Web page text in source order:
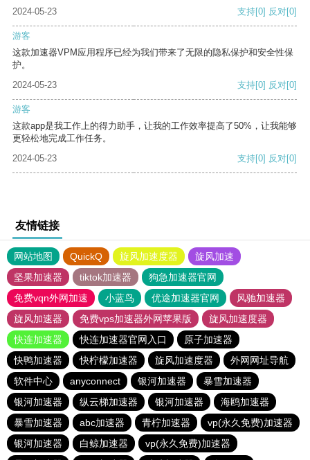
2024-05-23 支持[0] 反对[0]
游客
这款加速器VPM应用程序已经为我们带来了无限的隐私保护和安全性保
护。
2024-05-23
支持[0] 反对[0]
游客
这款app是我工作上的得力助手，让我的工作效率提高了50%，让我能够
更轻松地完成工作任务。
2024-05-23
支持[0] 反对[0]
友情链接
网站地图 QuickQ 旋风加速度器
旋风加速
坚果加速器
tiktok加速器
狗急加速器官网
免费vqn外网加速
小蓝鸟 优途加速器官网
风驰加速器
旋风加速器
免费vps加速器外网苹果版
旋风加速度器
快连加速器
快连加速器官网入口
原子加速器
快鸭加速器
快柠檬加速器 旋风加速度器
外网网址导航
软件中心
anyconnect 银河加速器
暴雪加速器
银河加速器
纵云梯加速器 银河加速器
海鸥加速器
暴雪加速器
abc加速器 青柠加速器
vp(永久免费)加速器
银河加速器
白鲸加速器
vp(永久免费)加速器